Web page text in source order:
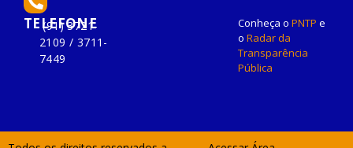
TELEFONE
(91) 3721-
2109 / 3711-
7449
Conheça o PNTP e
o Radar da
Transparência
Pública